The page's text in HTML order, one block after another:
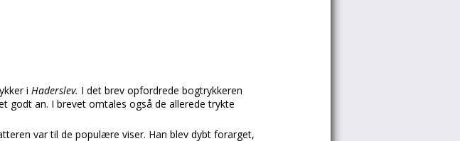
i Haderslev. I det brev opfordrede bogtrykkeren
godt an. I brevet omtales også de allerede trykte
var til de populære viser. Han blev dybt forarget,